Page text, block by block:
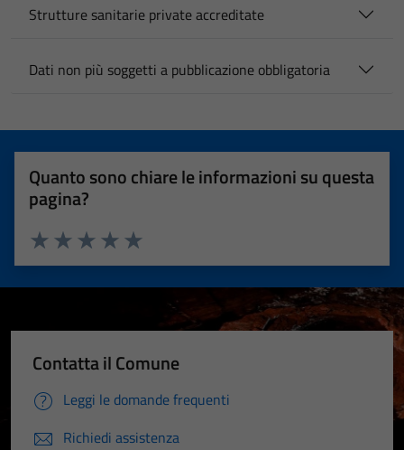
Strutture sanitarie private accreditate
Dati non più soggetti a pubblicazione obbligatoria
Quanto sono chiare le informazioni su questa
pagina?
Valuta 5 stelle su 5
Valuta 4 stelle su 5
Valuta 3 stelle su 5
Valuta 2 stelle su 5
Valuta 1 stelle su 5
Contatta il Comune
Leggi le domande frequenti
Richiedi assistenza